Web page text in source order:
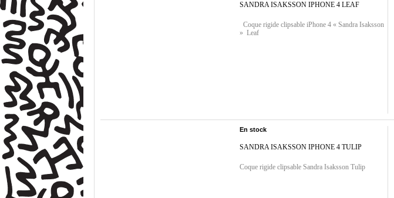
SANDRA ISAKSSON IPHONE 4 LEAF
Coque rigide clipsable iPhone 4 « Sandra Isaksson
» Leaf
En stock
SANDRA ISAKSSON IPHONE 4 TULIP
Coque rigide clipsable Sandra Isaksson Tulip